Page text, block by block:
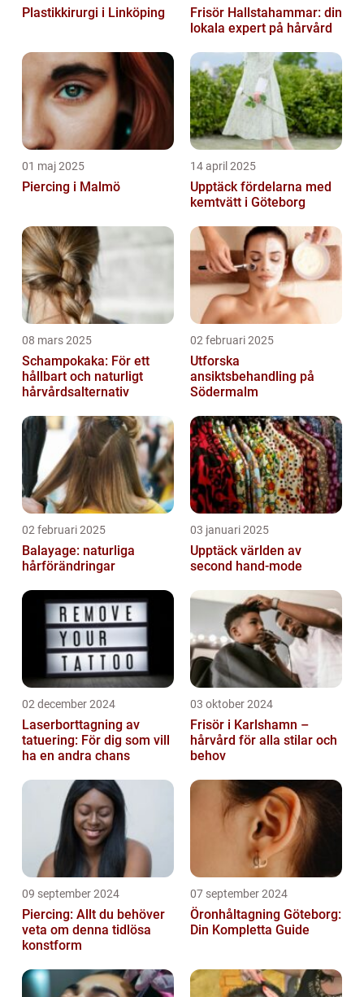
Plastikkirurgi i Linköping
Frisör Hallstahammar: din
lokala expert på hårvård
01 maj 2025
Piercing i Malmö
14 april 2025
Upptäck fördelarna med
kemtvätt i Göteborg
08 mars 2025
Schampokaka: För ett
hållbart och naturligt
hårvårdsalternativ
02 februari 2025
Utforska
ansiktsbehandling på
Södermalm
02 februari 2025
Balayage: naturliga
hårförändringar
03 januari 2025
Upptäck världen av
second hand-mode
02 december 2024
Laserborttagning av
tatuering: För dig som vill
ha en andra chans
03 oktober 2024
Frisör i Karlshamn –
hårvård för alla stilar och
behov
09 september 2024
Piercing: Allt du behöver
veta om denna tidlösa
konstform
07 september 2024
Öronhåltagning Göteborg:
Din Kompletta Guide